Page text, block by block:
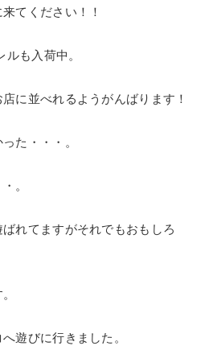
てください！！
も入荷中。
に並べれるようがんばります！
た・・・。
。
れてますがそれでもおもしろ
遊びに行きました。